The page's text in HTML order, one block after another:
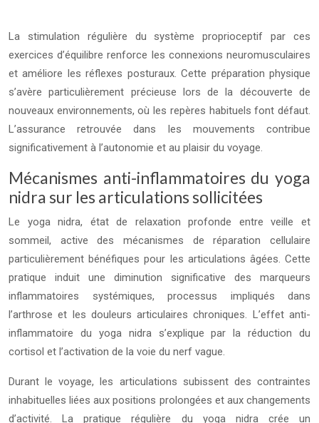
La stimulation régulière du système proprioceptif par ces
exercices d’équilibre renforce les connexions neuromusculaires
et améliore les réflexes posturaux. Cette préparation physique
s’avère particulièrement précieuse lors de la découverte de
nouveaux environnements, où les repères habituels font défaut.
L’assurance retrouvée dans les mouvements contribue
significativement à l’autonomie et au plaisir du voyage.
Mécanismes anti-inflammatoires du yoga
nidra sur les articulations sollicitées
Le yoga nidra, état de relaxation profonde entre veille et
sommeil, active des mécanismes de réparation cellulaire
particulièrement bénéfiques pour les articulations âgées. Cette
pratique induit une diminution significative des marqueurs
inflammatoires systémiques, processus impliqués dans
l’arthrose et les douleurs articulaires chroniques. L’effet anti-
inflammatoire du yoga nidra s’explique par la réduction du
cortisol et l’activation de la voie du nerf vague.
Durant le voyage, les articulations subissent des contraintes
inhabituelles liées aux positions prolongées et aux changements
d’activité. La pratique régulière du yoga nidra crée un